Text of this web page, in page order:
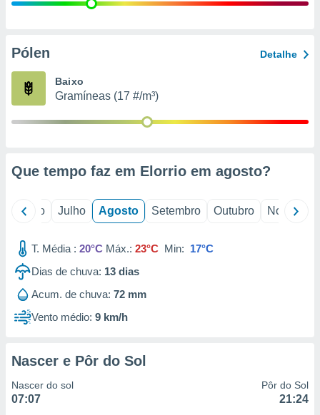
e
Pólen Detalhe
Baixo
Gramíneas (17 #/m³)
Que tempo faz em Elorrio em agosto?
Junho Julho Agosto Setembro Outubro Novembro
T. Média : 20°C Máx.: 23°C Min: 17°C
Dias de chuva: 13 dias
Acum. de chuva: 72 mm
Vento médio: 9 km/h
Nascer e Pôr do Sol
Nascer do sol
07:07
Pôr do Sol
21:24